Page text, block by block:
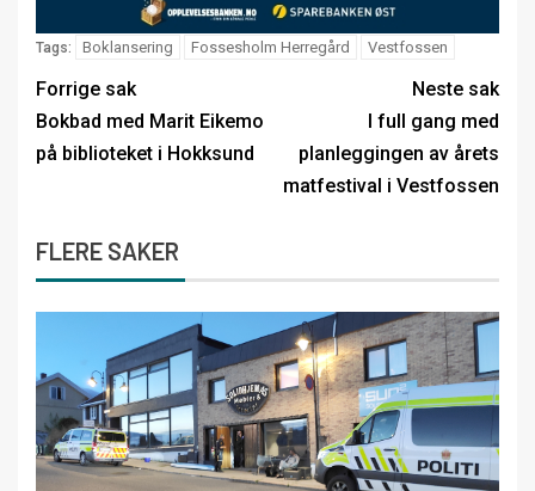
Tags: Boklansering Fossesholm Herregård Vestfossen
Forrige sak
Bokbad med Marit Eikemo
på biblioteket i Hokksund
Neste sak
I full gang med
planleggingen av årets
matfestival i Vestfossen
FLERE SAKER